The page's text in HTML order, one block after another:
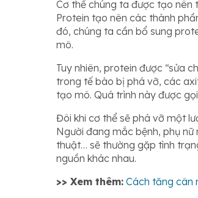
Cơ thể chúng ta được tạo nên
Protein tạo nên các thành
đó, chúng ta cần bổ sung
mô.
Tuy nhiên, protein được “sửa
trong tế bào bị phá vỡ, các
tạo mô. Quá trình này được
Đôi khi cơ thể sẽ phá vỡ một
Người đang mắc bệnh, phụ
thuật… sẽ thường gặp tình
nguồn khác nhau.
>> Xem thêm: Cách tăng cân